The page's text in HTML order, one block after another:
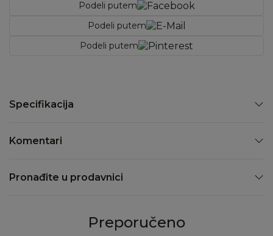
Podeli putem
Podeli putem
Podeli putem
Specifikacija
Komentari
Pronađite u prodavnici
Preporučeno